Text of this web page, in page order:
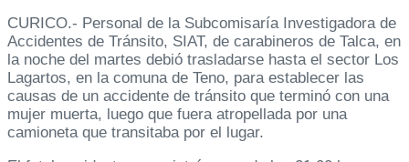
CURICO.- Personal de la Subcomisaría Investigadora de
Accidentes de Tránsito, SIAT, de carabineros de Talca, en
la noche del martes debió trasladarse hasta el sector Los
Lagartos, en la comuna de Teno, para establecer las
causas de un accidente de tránsito que terminó con una
mujer muerta, luego que fuera atropellada por una
camioneta que transitaba por el lugar.